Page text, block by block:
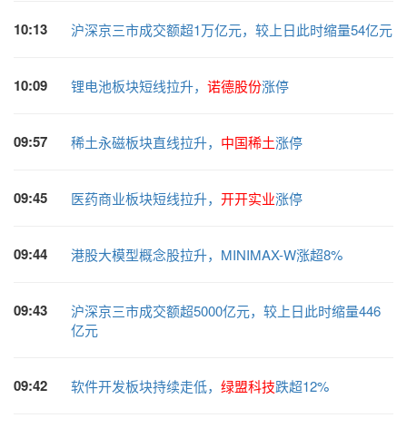
10:13 沪深京三市成交额超1万亿元，较上日此时缩量54亿元
10:09 锂电池板块短线拉升， 诺德股份涨停
09:57 稀土永磁板块直线拉升， 中国稀土涨停
09:45 医药商业板块短线拉升， 开开实业涨停
09:44 港股大模型概念股拉升，MINIMAX-W涨超8%
09:43
沪深京三市成交额超5000亿元，较上日此时缩量446
亿元
09:42 软件开发板块持续走低， 绿盟科技跌超12%